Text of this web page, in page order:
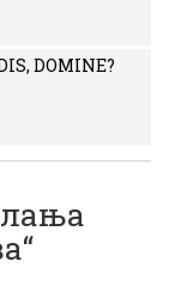
DOMINE?